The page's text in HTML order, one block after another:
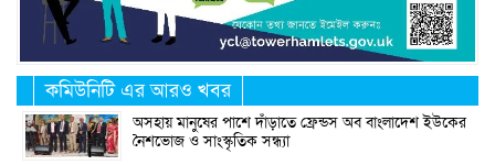
কমিউনিটি এর আরও খবর
অসহায় মানুষের পাশে দাঁড়াতে ফ্রেন্ডস অব বাংলাদেশ ইউকের
নৈশভোজ ও সাংস্কৃতিক সন্ধ্যা